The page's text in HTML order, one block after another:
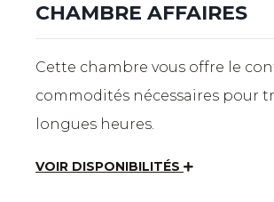
CHAMBRE AFFAIRES
Cette chambre vous offre le
commodités nécessaires pour
longues heures.
VOIR DISPONIBILITÉS